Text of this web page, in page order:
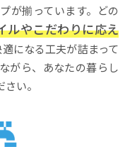
が揃っています。どの
ルやこだわりに応え
になる工夫が詰まって
がら、あなたの暮らし
い。